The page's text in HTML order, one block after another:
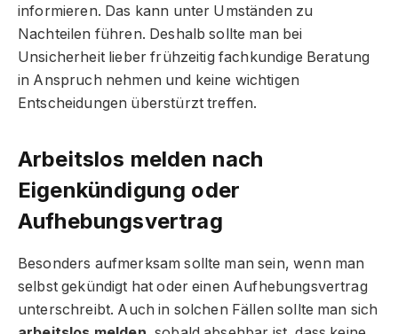
informieren. Das kann unter Umständen zu
Nachteilen führen. Deshalb sollte man bei
Unsicherheit lieber frühzeitig fachkundige Beratung
in Anspruch nehmen und keine wichtigen
Entscheidungen überstürzt treffen.
Arbeitslos melden nach
Eigenkündigung oder
Aufhebungsvertrag
Besonders aufmerksam sollte man sein, wenn man
selbst gekündigt hat oder einen Aufhebungsvertrag
unterschreibt. Auch in solchen Fällen sollte man sich